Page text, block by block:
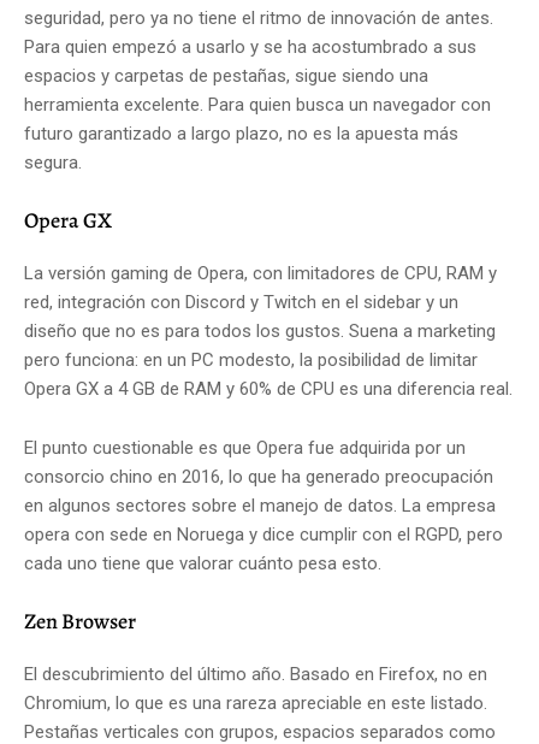
seguridad, pero ya no tiene el ritmo de innovación de antes.
Para quien empezó a usarlo y se ha acostumbrado a sus
espacios y carpetas de pestañas, sigue siendo una
herramienta excelente. Para quien busca un navegador con
futuro garantizado a largo plazo, no es la apuesta más
segura.
Opera GX
La versión gaming de Opera, con limitadores de CPU, RAM y
red, integración con Discord y Twitch en el sidebar y un
diseño que no es para todos los gustos. Suena a marketing
pero funciona: en un PC modesto, la posibilidad de limitar
Opera GX a 4 GB de RAM y 60% de CPU es una diferencia real.
El punto cuestionable es que Opera fue adquirida por un
consorcio chino en 2016, lo que ha generado preocupación
en algunos sectores sobre el manejo de datos. La empresa
opera con sede en Noruega y dice cumplir con el RGPD, pero
cada uno tiene que valorar cuánto pesa esto.
Zen Browser
El descubrimiento del último año. Basado en Firefox, no en
Chromium, lo que es una rareza apreciable en este listado.
Pestañas verticales con grupos, espacios separados como